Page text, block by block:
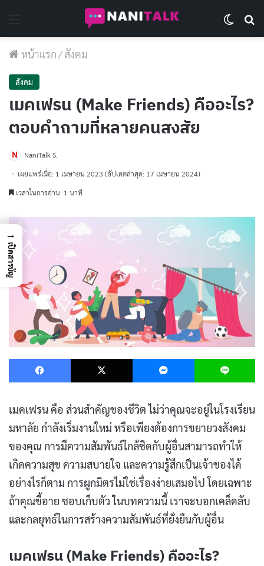
หน้าแรก/สังคม
สังคม
เมคเฟรน (Make Friends) คืออะไร?
ตอบคำถามที่หลายคนสงสัย
NaniTalk S.
เผยแพร่เมื่อ: 1 เมษายน 2023 (อัปเดตล่าสุด: 17 เมษายน 2024)
เวลาในการอ่าน: 1 นาที
Facebook X Messenger
เมคเฟรน คือ ส่วนสำคัญของชีวิต ไม่ว่าคุณจะอยู่ในโรงเรียน
มหาลัย กำลังเริ่มงานใหม่ หรือเพียงต้องการขยายวงสังคม
ของคุณ การมีความสัมพันธ์ใกล้ชิดกับผู้อื่นสามารถทำให้
เกิดความสุข ความสบายใจ และความรู้สึกเป็นเจ้าของได้
อย่างไรก็ตาม การผูกมิตรไม่ใช่เรื่องง่ายเสมอไป โดยเฉพาะ
ถ้าคุณขี้อาย ชอบเก็บตัว ในบทความนี้ เราจะบอกเคล็ดลับ
และกลยุทธ์ในการสร้างความสัมพันธ์ที่ยั่งยืนกับผู้อื่น
เมคเฟรน (Make Friends) คืออะไร?
→
เปิดสารบัญ